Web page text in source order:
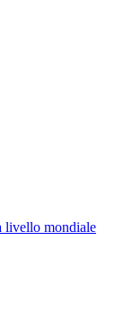
livello mondiale